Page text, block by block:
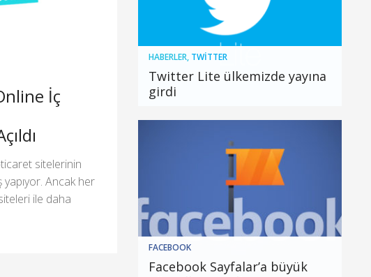
İç
sitelerinin
yapıyor. Ancak her
ile daha
HABERLER, TWITTER
Twitter Lite ülkemizde yayına
girdi
FACEBOOK
Facebook Sayfalar’a büyük